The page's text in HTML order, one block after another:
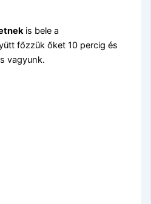
is bele a
főzzük őket 10 percig és
vagyunk.